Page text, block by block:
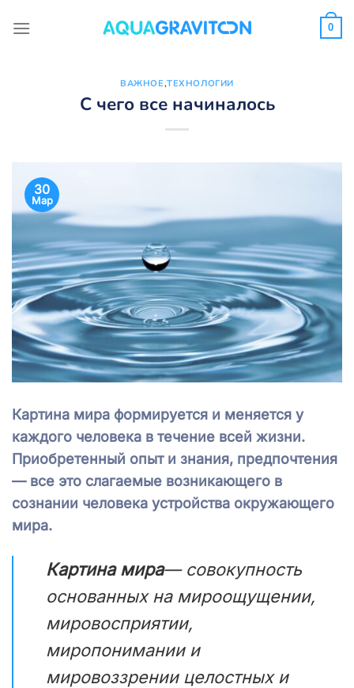
0
ВАЖНОЕ,ТЕХНОЛОГИИ
С чего все начиналось
30
Мар
Картина мира формируется и меняется у
каждого человека в течение всей жизни.
Приобретенный опыт и знания, предпочтения
— все это слагаемые возникающего в
сознании человека устройства окружающего
мира.
Картина мира— совокупность
основанных на мироощущении,
мировосприятии,
миропонимании и
мировоззрении целостных и